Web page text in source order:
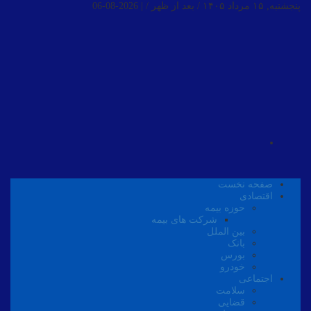
پنجشنبه, ۱۵ مرداد ۱۴۰۵ / بعد از ظهر / 2026-08-06
صفحه نخست
اقتصادی
حوزه بیمه
شرکت های بیمه
بین الملل
بانک
بورس
خودرو
اجتماعی
سلامت
قضایی